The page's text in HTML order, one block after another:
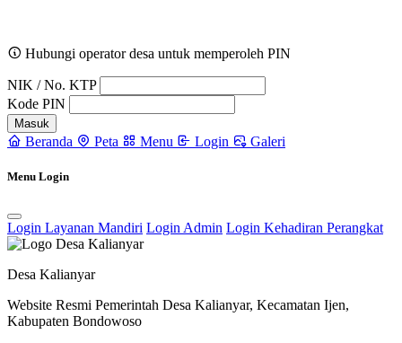
Hubungi operator desa untuk memperoleh PIN
NIK / No. KTP
Kode PIN
Masuk
Beranda Peta Menu Login Galeri
Menu Login
Login Layanan Mandiri Login Admin Login Kehadiran Perangkat
Desa Kalianyar
Website Resmi Pemerintah Desa Kalianyar, Kecamatan Ijen,
Kabupaten Bondowoso